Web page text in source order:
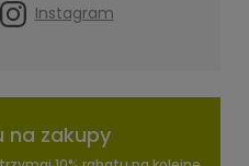
Instagram
na zakupy